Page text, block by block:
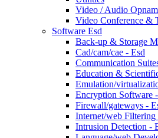
Video / Audio
Video Conference &
Software Esd
Back-up & Storage
Cad/cam/cae - Esd
Communication
Education &
Emulation/
Encryption Software
Firewall/gateways -
Internet/web Filtering
Intrusion Detection -